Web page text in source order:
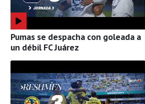
Pumas se despacha con goleada a
un débil FC Juárez